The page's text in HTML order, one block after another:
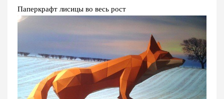
Паперкрафт лисицы во весь рост